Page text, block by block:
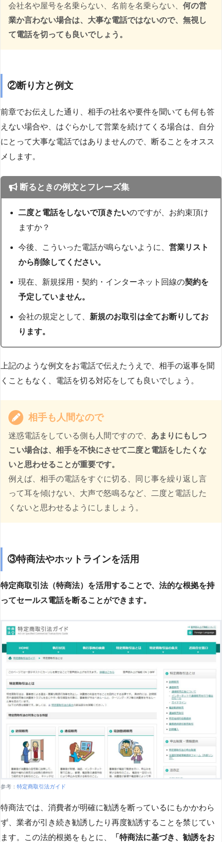
会社名や屋号を名乗らない、名前を名乗らない、 何の営
業か言わない場合は、大事な電話ではないので、無視し
て電話を切っても良いでしょう。
②断り方と例文
前章でお伝えした通り、相手の社名や要件を聞いても何も答
えない場合や、はぐらかして営業を続けてくる場合は、自分
にとって大事な電話ではありませんので、断ることをオスス
メします。
断るときの例文とフレーズ集
二度と電話をしないで頂きたいのですが、お約束頂け
ますか？
今後、こういった電話が鳴らないように、営業リスト
から削除してください。
現在、新規採用・契約・インターネット回線の契約を
予定していません。
会社の規定として、 新規のお取引は全てお断りしてお
ります。
上記のような例文をお電話で伝えたうえで、相手の返事を聞
くこともなく、電話を切る対応をしても良いでしょう。
相手も人間なので
迷惑電話をしている側も人間ですので、 あまりにもしつ
こい場合は、相手を不快にさせて二度と電話をしたくな
いと思わせることが重要です。
例えば、相手の電話をすぐに切る、同じ事を繰り返し言
って耳を傾けない、大声で怒鳴るなど、二度と電話した
くないと思わせるようにしましょう。
③特商法やホットラインを活用
特定商取引法（特商法）を活用することで、法的な根拠を持
ってセールス電話を断ることができます。
参考： 特定商取引法ガイド
特商法では、消費者が明確に勧誘を断っているにもかかわら
ず、業者が引き続き勧誘したり再度勧誘することを禁じてい
ます。この法的根拠をもとに、
「特商法に基づき、勧誘をお